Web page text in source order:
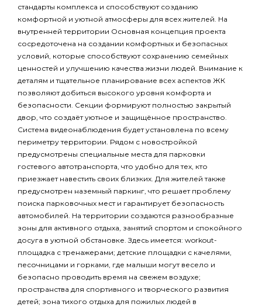
стандарты комплекса и способствуют созданию
комфортной и уютной атмосферы для всех жителей. На
внутренней территории Основная концепция проекта
сосредоточена на создании комфортных и безопасных
условий, которые способствуют сохранению семейных
ценностей и улучшению качества жизни людей. Внимание к
деталям и тщательное планирование всех аспектов ЖК
позволяют добиться высокого уровня комфорта и
безопасности. Секции формируют полностью закрытый
двор, что создаёт уютное и защищённое пространство.
Система видеонаблюдения будет установлена по всему
периметру территории. Рядом с новостройкой
предусмотрены специальные места для парковки
гостевого автотранспорта, что удобно для тех, кто
приезжает навестить своих близких. Для жителей также
предусмотрен наземный паркинг, что решает проблему
поиска парковочных мест и гарантирует безопасность
автомобилей. На территории создаются разнообразные
зоны для активного отдыха, занятий спортом и спокойного
досуга в уютной обстановке. Здесь имеется: workout-
площадка с тренажерами; детские площадки с качелями,
песочницами и горками, где малыши могут весело и
безопасно проводить время на свежем воздухе;
пространства для спортивного и творческого развития
детей; зона тихого отдыха для пожилых людей в